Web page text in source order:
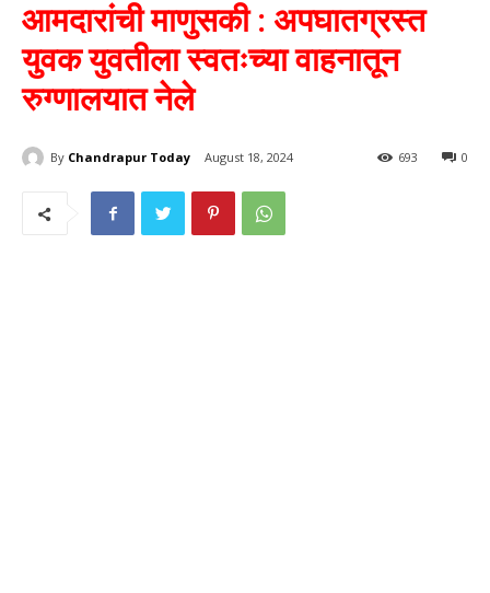
आमदारांची माणुसकी : अपघातग्रस्त
युवक युवतीला स्वतःच्या वाहनातून
रुग्णालयात नेले
By Chandrapur Today August 18, 2024 0
693